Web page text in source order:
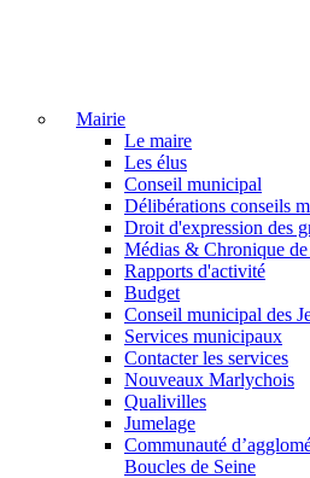
Mairie
Le maire
Les élus
Conseil municipal
Délibérations conseils
Droit d'expression des
Médias & Chronique
Rapports d'activité
Budget
Conseil municipal des
Services municipaux
Contacter les services
Nouveaux Marlychois
Qualivilles
Jumelage
Communauté
Boucles de Seine